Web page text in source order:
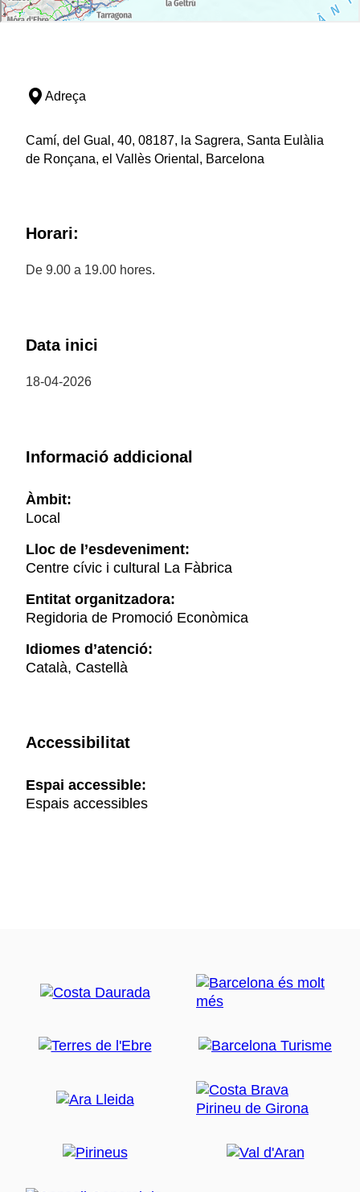
Adreça
Camí, del Gual, 40, 08187, la Sagrera, Santa Eulàlia
de Ronçana, el Vallès Oriental, Barcelona
Horari:
De 9.00 a 19.00 hores.
Data inici
18-04-2026
Informació addicional
Àmbit:
Local
Lloc de l’esdeveniment:
Centre cívic i cultural La Fàbrica
Entitat organitzadora:
Regidoria de Promoció Econòmica
Idiomes d’atenció:
Català, Castellà
Accessibilitat
Espai accessible:
Espais accessibles